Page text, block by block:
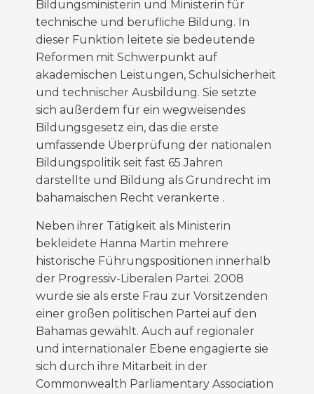
Bildungsministerin und Ministerin für
technische und berufliche Bildung. In
dieser Funktion leitete sie bedeutende
Reformen mit Schwerpunkt auf
akademischen Leistungen, Schulsicherheit
und technischer Ausbildung. Sie setzte
sich außerdem für ein wegweisendes
Bildungsgesetz ein,das die erste
umfassende Überprüfung der nationalen
Bildungspolitik seit fast 65 Jahren
darstellte und Bildung als Grundrecht im
bahamaischen Recht verankerte .
Neben ihrer Tätigkeit als Ministerin
bekleidete Hanna Martin mehrere
historische Führungspositionen innerhalb
der Progressiv-Liberalen Partei. 2008
wurde sie als erste Frau zur Vorsitzenden
einer großen politischen Partei auf den
Bahamas gewählt. Auch auf regionaler
und internationaler Ebene engagierte sie
sich durch ihre Mitarbeit in der
Commonwealth Parliamentary Association